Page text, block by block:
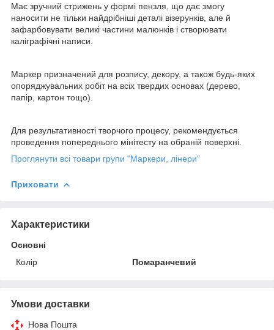
Має зручний стрижень у формі пензля, що дає змогу
наносити не тільки найдрібніші деталі візерунків, але й
зафарбовувати великі частини малюнків і створювати
каліграфічні написи.
Маркер призначений для розпису, декору, а також будь-яких
опоряджувальних робіт на всіх твердих основах (дерево,
папір, картон тощо).
Для результативності творчого процесу, рекомендується
проведення попереднього мінітесту на обраній поверхні.
Проглянути всі товари групи "Маркери, лінери"
Приховати
Характеристики
Основні
Колір
Помаранчевий
Умови доставки
Нова Пошта